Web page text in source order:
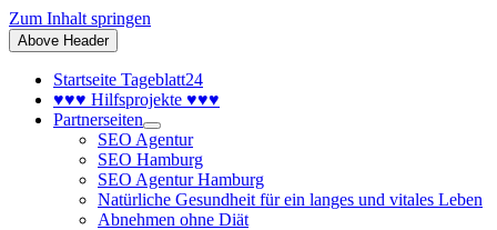
Zum Inhalt springen
Above Header
Startseite Tageblatt24
♥♥♥ Hilfsprojekte ♥♥♥
Partnerseiten
SEO Agentur
SEO Hamburg
SEO Agentur Hamburg
Natürliche Gesundheit für ein langes und vitales Leben
Abnehmen ohne Diät